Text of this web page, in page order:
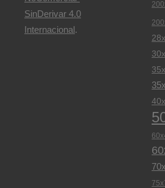
SinDerivar 4.0
Internacional.